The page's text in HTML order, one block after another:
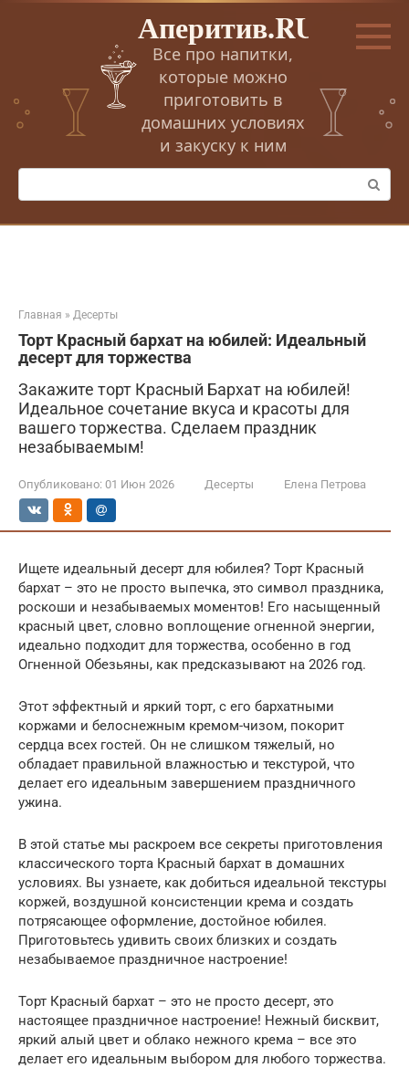
Перейти
Аперитив.RU
Все про напитки,
которые можно
приготовить в
домашних условиях
и закуску к ним
Поиск:
Главная » Десерты
Торт Красный бархат на юбилей: Идеальный
десерт для торжества
Закажите торт Красный Бархат на юбилей!
Идеальное сочетание вкуса и красоты для
вашего торжества. Сделаем праздник
незабываемым!
Опубликовано: 01 Июн 2026 Десерты Елена Петрова
Ищете идеальный десерт для юбилея? Торт Красный
бархат – это не просто выпечка, это символ праздника,
роскоши и незабываемых моментов! Его насыщенный
красный цвет, словно воплощение огненной энергии,
идеально подходит для торжества, особенно в год
Огненной Обезьяны, как предсказывают на 2026 год.
Этот эффектный и яркий торт, с его бархатными
коржами и белоснежным кремом-чизом, покорит
сердца всех гостей. Он не слишком тяжелый, но
обладает правильной влажностью и текстурой, что
делает его идеальным завершением праздничного
ужина.
В этой статье мы раскроем все секреты приготовления
классического торта Красный бархат в домашних
условиях. Вы узнаете, как добиться идеальной текстуры
коржей, воздушной консистенции крема и создать
потрясающее оформление, достойное юбилея.
Приготовьтесь удивить своих близких и создать
незабываемое праздничное настроение!
Торт Красный бархат – это не просто десерт, это
настоящее праздничное настроение! Нежный бисквит,
яркий алый цвет и облако нежного крема – все это
делает его идеальным выбором для любого торжества.